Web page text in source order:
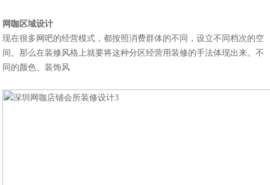
网咖区域设计
现在很多网吧的经营模式，都按照消费群体的不同，设立不同档次的空
间。那么在装修风格上就要将这种分区经营用装修的手法体现出来。不
同的颜色、装饰风